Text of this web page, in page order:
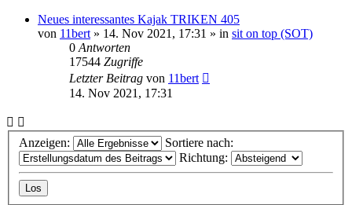
Neues interessantes Kajak TRIKEN 405
von 11bert » 14. Nov 2021, 17:31 » in sit on top (SOT)
0 Antworten
17544 Zugriffe
Letzter Beitrag von 11bert
14. Nov 2021, 17:31
Anzeigen:
Sortiere nach:
Richtung: